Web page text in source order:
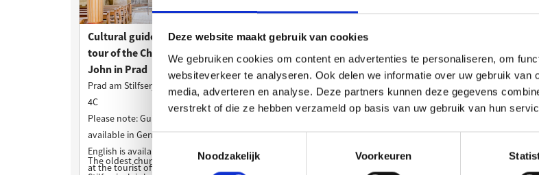
Deze website maakt gebruik van cookies
We gebruiken cookies om content en advertenties te personaliseren, om
websiteverkeer te analyseren. Ook delen we informatie over uw gebruik van
media, adverteren en analyse. Deze partners kunnen deze gegevens
verstrekt of die ze hebben verzameld op basis van uw gebruik van hun
Toestemmingsselectie
Noodzakelijk
Voorkeuren